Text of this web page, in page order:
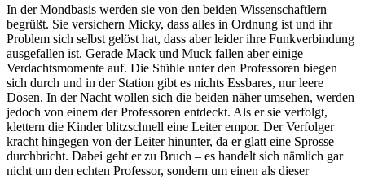
In der Mondbasis werden sie von den beiden Wissenschaftlern
begrüßt. Sie versichern Micky, dass alles in Ordnung ist und ihr
Problem sich selbst gelöst hat, dass aber leider ihre Funkverbindung
ausgefallen ist. Gerade Mack und Muck fallen aber einige
Verdachtsmomente auf. Die Stühle unter den Professoren biegen
sich durch und in der Station gibt es nichts Essbares, nur leere
Dosen. In der Nacht wollen sich die beiden näher umsehen, werden
jedoch von einem der Professoren entdeckt. Als er sie verfolgt,
klettern die Kinder blitzschnell eine Leiter empor. Der Verfolger
kracht hingegen von der Leiter hinunter, da er glatt eine Sprosse
durchbricht. Dabei geht er zu Bruch – es handelt sich nämlich gar
nicht um den echten Professor, sondern um einen als dieser